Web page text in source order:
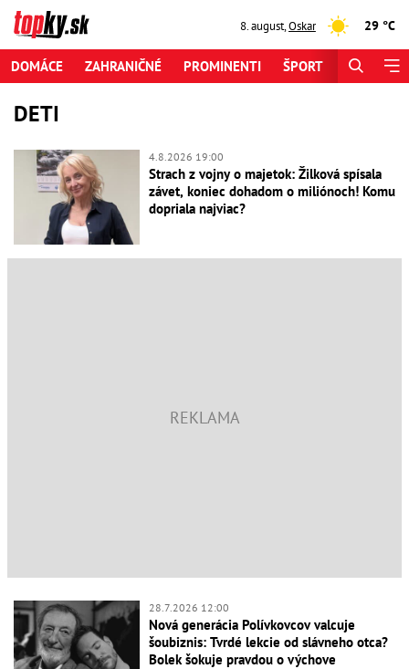
8. august,Oskar 29 °C
DOMÁCE ZAHRANIČNÉ PROMINENTI ŠPORT
DETI
4.8.2026 19:00
Strach z vojny o majetok: Žilková spísala
závet, koniec dohadom o miliónoch! Komu
dopriala najviac?
28.7.2026 12:00
Nová generácia Polívkovcov valcuje
šoubiznis: Tvrdé lekcie od slávneho otca?
Bolek šokuje pravdou o výchove